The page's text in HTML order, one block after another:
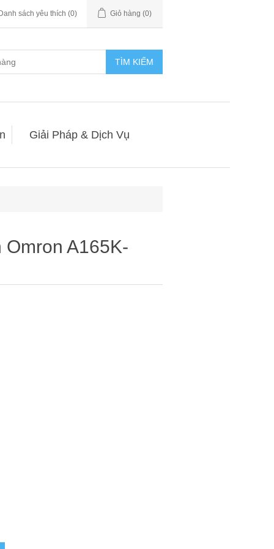
Danh sách yêu thích (0) Giỏ hàng (0)
TÌM KIẾM
Giải Pháp & Dịch Vụ
A165K-